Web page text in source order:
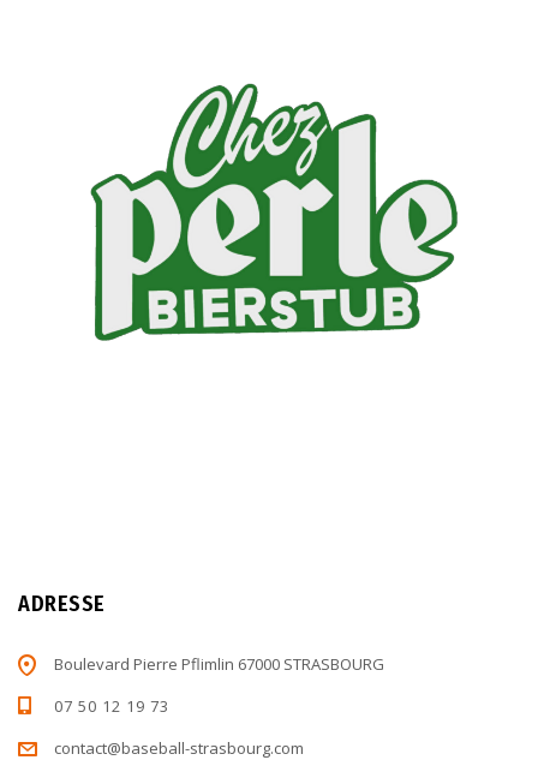
ADRESSE
Boulevard Pierre Pflimlin 67000 STRASBOURG
07 50 12 19 73
contact@baseball-strasbourg.com